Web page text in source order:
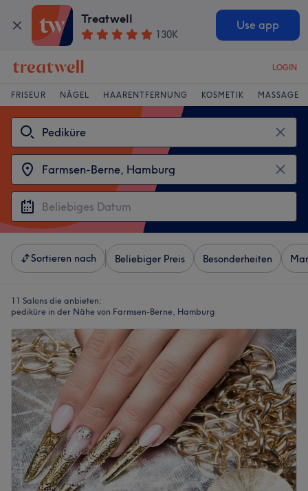
Treatwell
130K
Use app
LOGIN
FRISEUR NÄGEL HAARENTFERNUNG KOSMETIK MASSAGE
Sortieren nach Beliebiger Preis Besonderheiten
11 Salons die anbieten:
pediküre in der Nähe von Farmsen-Berne, Hamburg